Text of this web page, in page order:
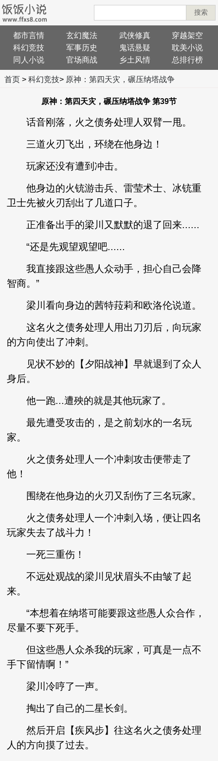
搜索
都市言情 玄幻魔法 武侠修真
穿越架空
科幻竞技
军事历史 鬼话悬疑
耽美小说
同人小说
官场商战 乡土风情 总排行榜
首页> 科幻竞技> 原神：第四天灾，碾压纳塔战争
原神：第四天灾，碾压纳塔战争 第39节
话音刚落，火之债务处理人双臂一甩。
三道火刃飞出，环绕在他身边！
玩家还没有遭到冲击。
他身边的火铳游击兵、雷莹术士、冰铳重
卫士先被火刃刮出了几道口子。
正准备出手的梁川又默默的退了回来......
“还是先观望观望吧......
我直接跟这些愚人众动手，担心自己会降
智商。”
梁川看向身边的茜特菈莉和欧洛伦说道。
这名火之债务处理人用出刀刃后，向玩家
的方向使出了冲刺。
见状不妙的【夕阳战神】早就退到了众人
身后。
他一跑...遭殃的就是其他玩家了。
最先遭受攻击的，是之前划水的一名玩
家。
火之债务处理人一个冲刺攻击便带走了
他！
围绕在他身边的火刃又刮伤了三名玩家。
火之债务处理人一个冲刺入场，便让四名
玩家失去了战斗力！
一死三重伤！
不远处观战的梁川见状眉头不由皱了起
来。
“本想着在纳塔可能要跟这些愚人众合作，
尽量不要下死手。
但这些愚人众杀我的玩家，可真是一点不
手下留情啊！”
梁川冷哼了一声。
掏出了自己的二星长剑。
然后开启【疾风步】往这名火之债务处理
人的方向摸了过去。